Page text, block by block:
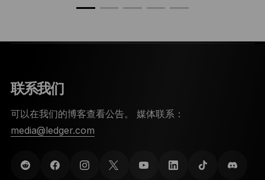
联系我们
可以在我们的博客查看公告。 媒体联系：
media@ledger.com